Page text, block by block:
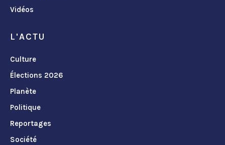
Vidéos
L'ACTU
Culture
Élections 2026
Planète
Politique
Reportages
Société